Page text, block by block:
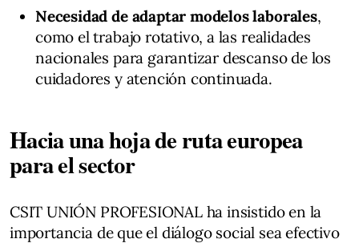
Necesidad de adaptar modelos laborales,
como el trabajo rotativo, a las realidades
nacionales para garantizar descanso de los
cuidadores y atención continuada.
Hacia una hoja de ruta europea
para el sector
CSIT UNIÓN PROFESIONAL ha insistido en la
importancia de que el diálogo social sea efectivo